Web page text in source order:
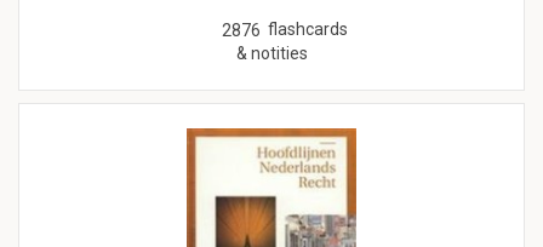
2876 flashcards
& notities